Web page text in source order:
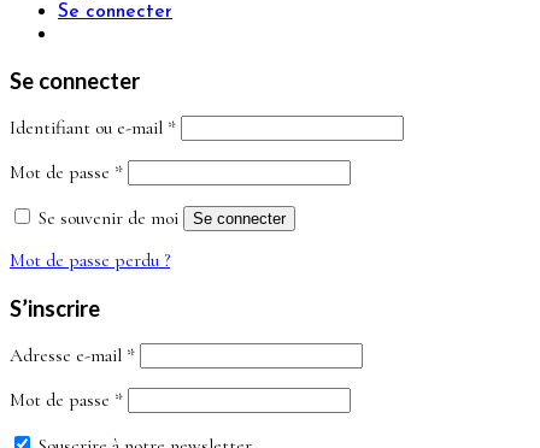
Se connecter
Se connecter
Identifiant ou e-mail *Obligatoire
Mot de passe *Obligatoire
Se souvenir de moi Se connecter
Mot de passe perdu ?
S’inscrire
Adresse e-mail *Obligatoire
Mot de passe *Obligatoire